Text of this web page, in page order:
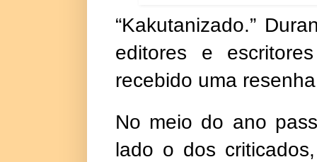
“Kakutanizado.”
editores e
recebido uma
No meio do ano
lado ­o dos